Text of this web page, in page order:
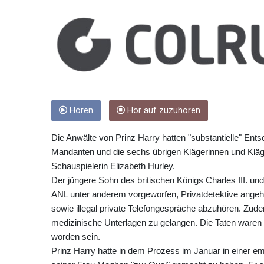
Hören Hör auf zuzuhören
Die Anwälte von Prinz Harry hatten "substantielle"
Mandanten und die sechs übrigen Klägerinnen und
Schauspielerin Elizabeth Hurley.
Der jüngere Sohn des britischen Königs Charles III.
ANL unter anderem vorgeworfen, Privatdetektive
sowie illegal private Telefongespräche abzuhören.
medizinische Unterlagen zu gelangen. Die Taten
worden sein.
Prinz Harry hatte in dem Prozess im Januar in einer